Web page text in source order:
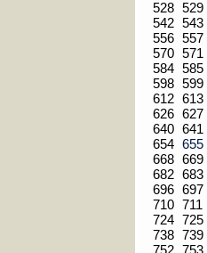
528 529
542 543
556 557
570 571
584 585
598 599
612 613
626 627
640 641
654
668 669
682 683
696 697
710 711
724 725
738 739
752 753